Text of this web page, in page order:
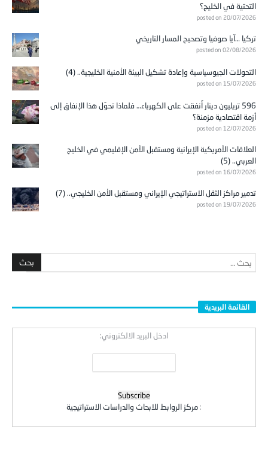
التحتية في الخليج؟
posted on 20/07/2026
تركيا …آيا صوفيا وتصحيح المسار التاريخي
posted on 02/08/2026
التحولات الجيوسياسية وإعادة تشكيل البيئة الأمنية الخليجية.. (4)
posted on 15/07/2026
596 تريليون دينار أُنفقت على الكهرباء… فلماذا تحوّل هذا الإنفاق إلى
أزمة اقتصادية مزمنة؟
posted on 12/07/2026
العلاقات الأمريكية الإيرانية ومستقبل الأمن الإقليمي في الخليج
العربي.. (5)
posted on 16/07/2026
تدمير مراكز الثقل الاستراتيجي الإيراني ومستقبل الأمن الخليجي.. (7)
posted on 19/07/2026
القائمة البريدية
ادخل البريد الالكتروني:
: مركز الروابط للابحاث والدراسات الاستراتيجية